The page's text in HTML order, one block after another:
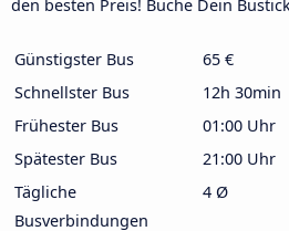
den besten Preis! Buche Dein
Günstigster Bus
65 €
Schnellster Bus
12h 30min
Frühester Bus
01:00 Uhr
Spätester Bus
21:00 Uhr
Tägliche
Busverbindungen
4 Ø